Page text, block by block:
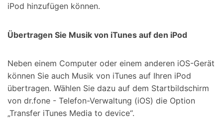
iPod hinzufügen können.
Übertragen Sie Musik von iTunes auf den iPod
Neben einem Computer oder einem anderen iOS-Gerät
können Sie auch Musik von iTunes auf Ihren iPod
übertragen. Wählen Sie dazu auf dem Startbildschirm
von dr.fone - Telefon-Verwaltung (iOS) die Option
„Transfer iTunes Media to device“.